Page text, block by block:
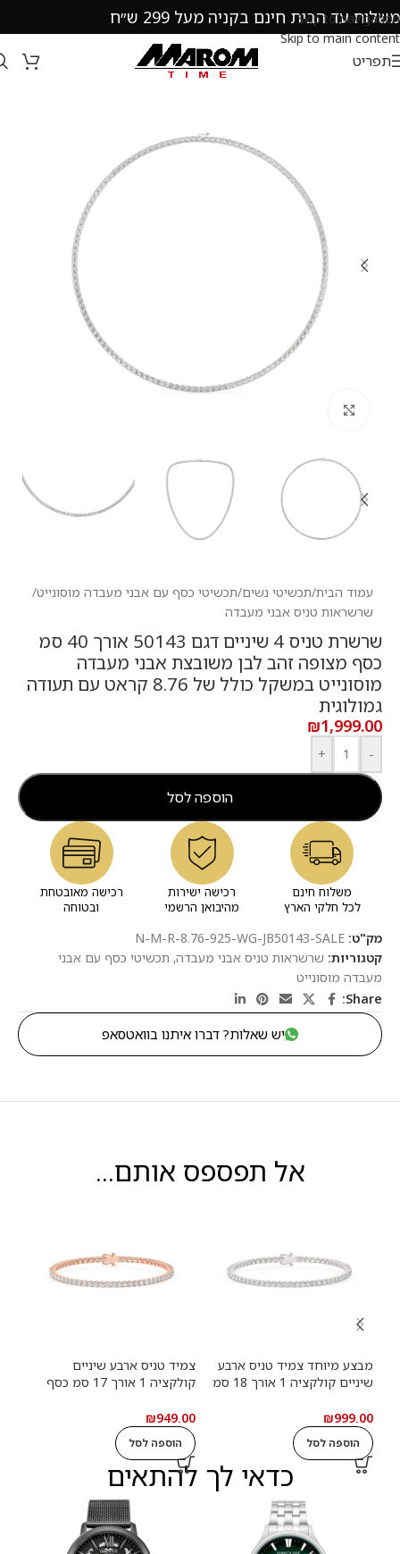
Skip to navigation
Skip to main content
משלוח עד הבית חינם בקניה מעל 299 ש״ח
תפריט
עמוד הבית/תכשיטי נשים/תכשיטי כסף עם אבני מעבדה מוסונייט/
שרשראות טניס אבני מעבדה
שרשרת טניס 4 שיניים דגם 50143 אורך 40 סמ
כסף מצופה זהב לבן משובצת אבני מעבדה
מוסונייט במשקל כולל של 8.76 קראט עם תעודה
גמולוגית
₪1,999.00
-
+
הוספה לסל
משלוח חינם
לכל חלקי הארץ
רכישה ישירות
מהיבואן הרשמי
רכישה מאובטחת
ובטוחה
מק"ט: N-M-R-8.76-925-WG-JB50143-SALE
קטגוריות: שרשראות טניס אבני מעבדה, תכשיטי כסף עם אבני
מעבדה מוסונייט
Share:
יש שאלות? דברו איתנו בוואטסאפ
אל תפספס אותם...
מבצע מיוחד צמיד טניס ארבע
שיניים קולקציה 1 אורך 18 סמ
אבני מעבדה מוסונייט במשקל
כולל של 3.84 סמ קראט עם
תעודה גמולוגית
₪999.00
הוספה לסל
צמיד טניס ארבע שיניים
קולקציה 1 אורך 17 סמ כסף
אבני מעבדה מוסונייט במשקל
כולל של 3.66 קראט עם תעודה
גמולוגית
₪949.00
הוספה לסל
כדאי לך להתאים